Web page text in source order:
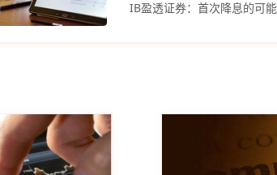
IB盈透证券：首次降息的可